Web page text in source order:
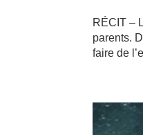
RÉCIT –
parents.
faire de